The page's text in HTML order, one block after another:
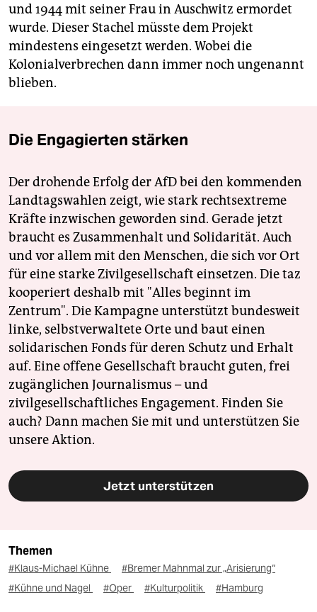
und 1944 mit seiner Frau in Auschwitz ermordet
wurde. Dieser Stachel müsste dem Projekt
mindestens eingesetzt werden. Wobei die
Kolonialverbrechen dann immer noch ungenannt
blieben.
Die Engagierten stärken
Der drohende Erfolg der AfD bei den kommenden
Landtagswahlen zeigt, wie stark rechtsextreme
Kräfte inzwischen geworden sind. Gerade jetzt
braucht es Zusammenhalt und Solidarität. Auch
und vor allem mit den Menschen, die sich vor Ort
für eine starke Zivilgesellschaft einsetzen. Die taz
kooperiert deshalb mit "Alles beginnt im
Zentrum". Die Kampagne unterstützt bundesweit
linke, selbstverwaltete Orte und baut einen
solidarischen Fonds für deren Schutz und Erhalt
auf. Eine offene Gesellschaft braucht guten, frei
zugänglichen Journalismus – und
zivilgesellschaftliches Engagement. Finden Sie
auch? Dann machen Sie mit und unterstützen Sie
unsere Aktion.
Jetzt unterstützen
Themen
#Klaus-Michael Kühne
#Bremer Mahnmal zur „Arisierung“
#Kühne und Nagel
#Oper #Kulturpolitik #Hamburg